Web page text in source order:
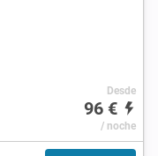
Desde
96 €
/ noche